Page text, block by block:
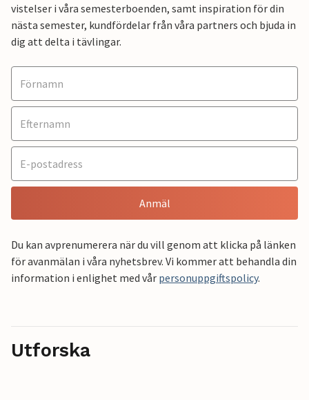
vistelser i våra semesterboenden, samt inspiration för din
nästa semester, kundfördelar från våra partners och bjuda in
dig att delta i tävlingar.
Anmäl
Du kan avprenumerera när du vill genom att klicka på länken
för avanmälan i våra nyhetsbrev. Vi kommer att behandla din
information i enlighet med vår personuppgiftspolicy.
Utforska